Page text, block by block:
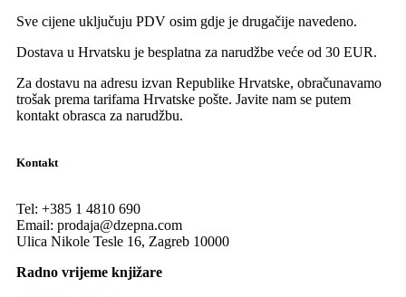
Sve cijene uključuju PDV osim gdje je drugačije navedeno.
Dostava u Hrvatsku je besplatna za narudžbe veće od 30 EUR.
Za dostavu na adresu izvan Republike Hrvatske, obračunavamo
trošak prema tarifama Hrvatske pošte. Javite nam se putem
kontakt obrasca za narudžbu.
Kontakt
Tel: +385 1 4810 690
Email: prodaja@dzepna.com
Ulica Nikole Tesle 16, Zagreb 10000
Radno vrijeme knjižare